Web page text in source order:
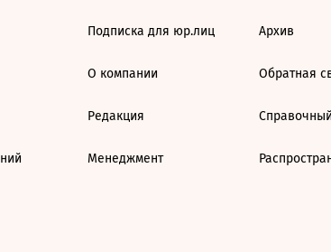
Подписка для юр.лиц
О компании
Редакция
Менеджмент
Архив
Обратная